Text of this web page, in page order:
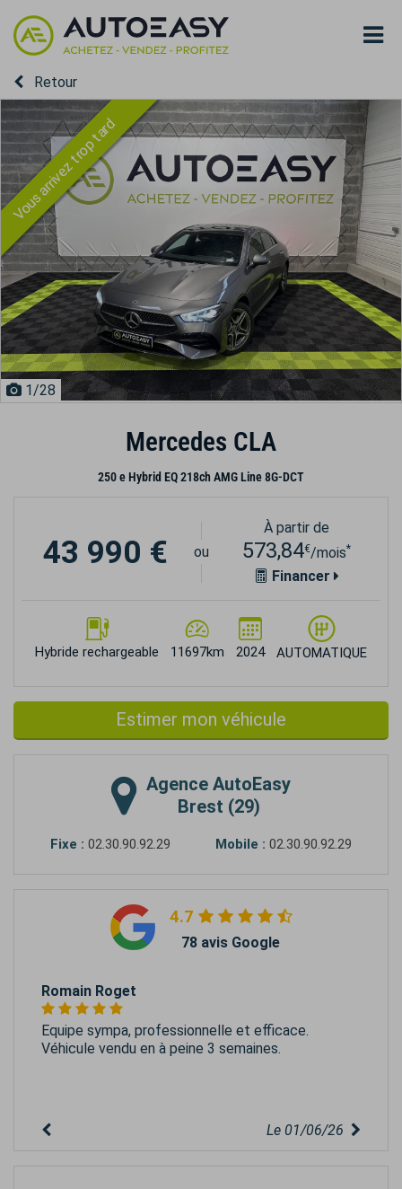
Retour
Vous arrivez trop tard
1 /28
Mercedes CLA
250 e Hybrid EQ 218ch AMG Line 8G-DCT
Hybride rechargeable 11697km 2024 AUTOMATIQUE
43 990 € ou
À partir de
573,84€/mois*
Financer
Estimer mon véhicule
Agence AutoEasy
Brest (29)
Fixe : 02.30.90.92.29 Mobile : 02.30.90.92.29
4.7
78 avis Google
Romain Roget
Equipe sympa, professionnelle et efficace.
Véhicule vendu en à peine 3 semaines.
Le 01/06/26